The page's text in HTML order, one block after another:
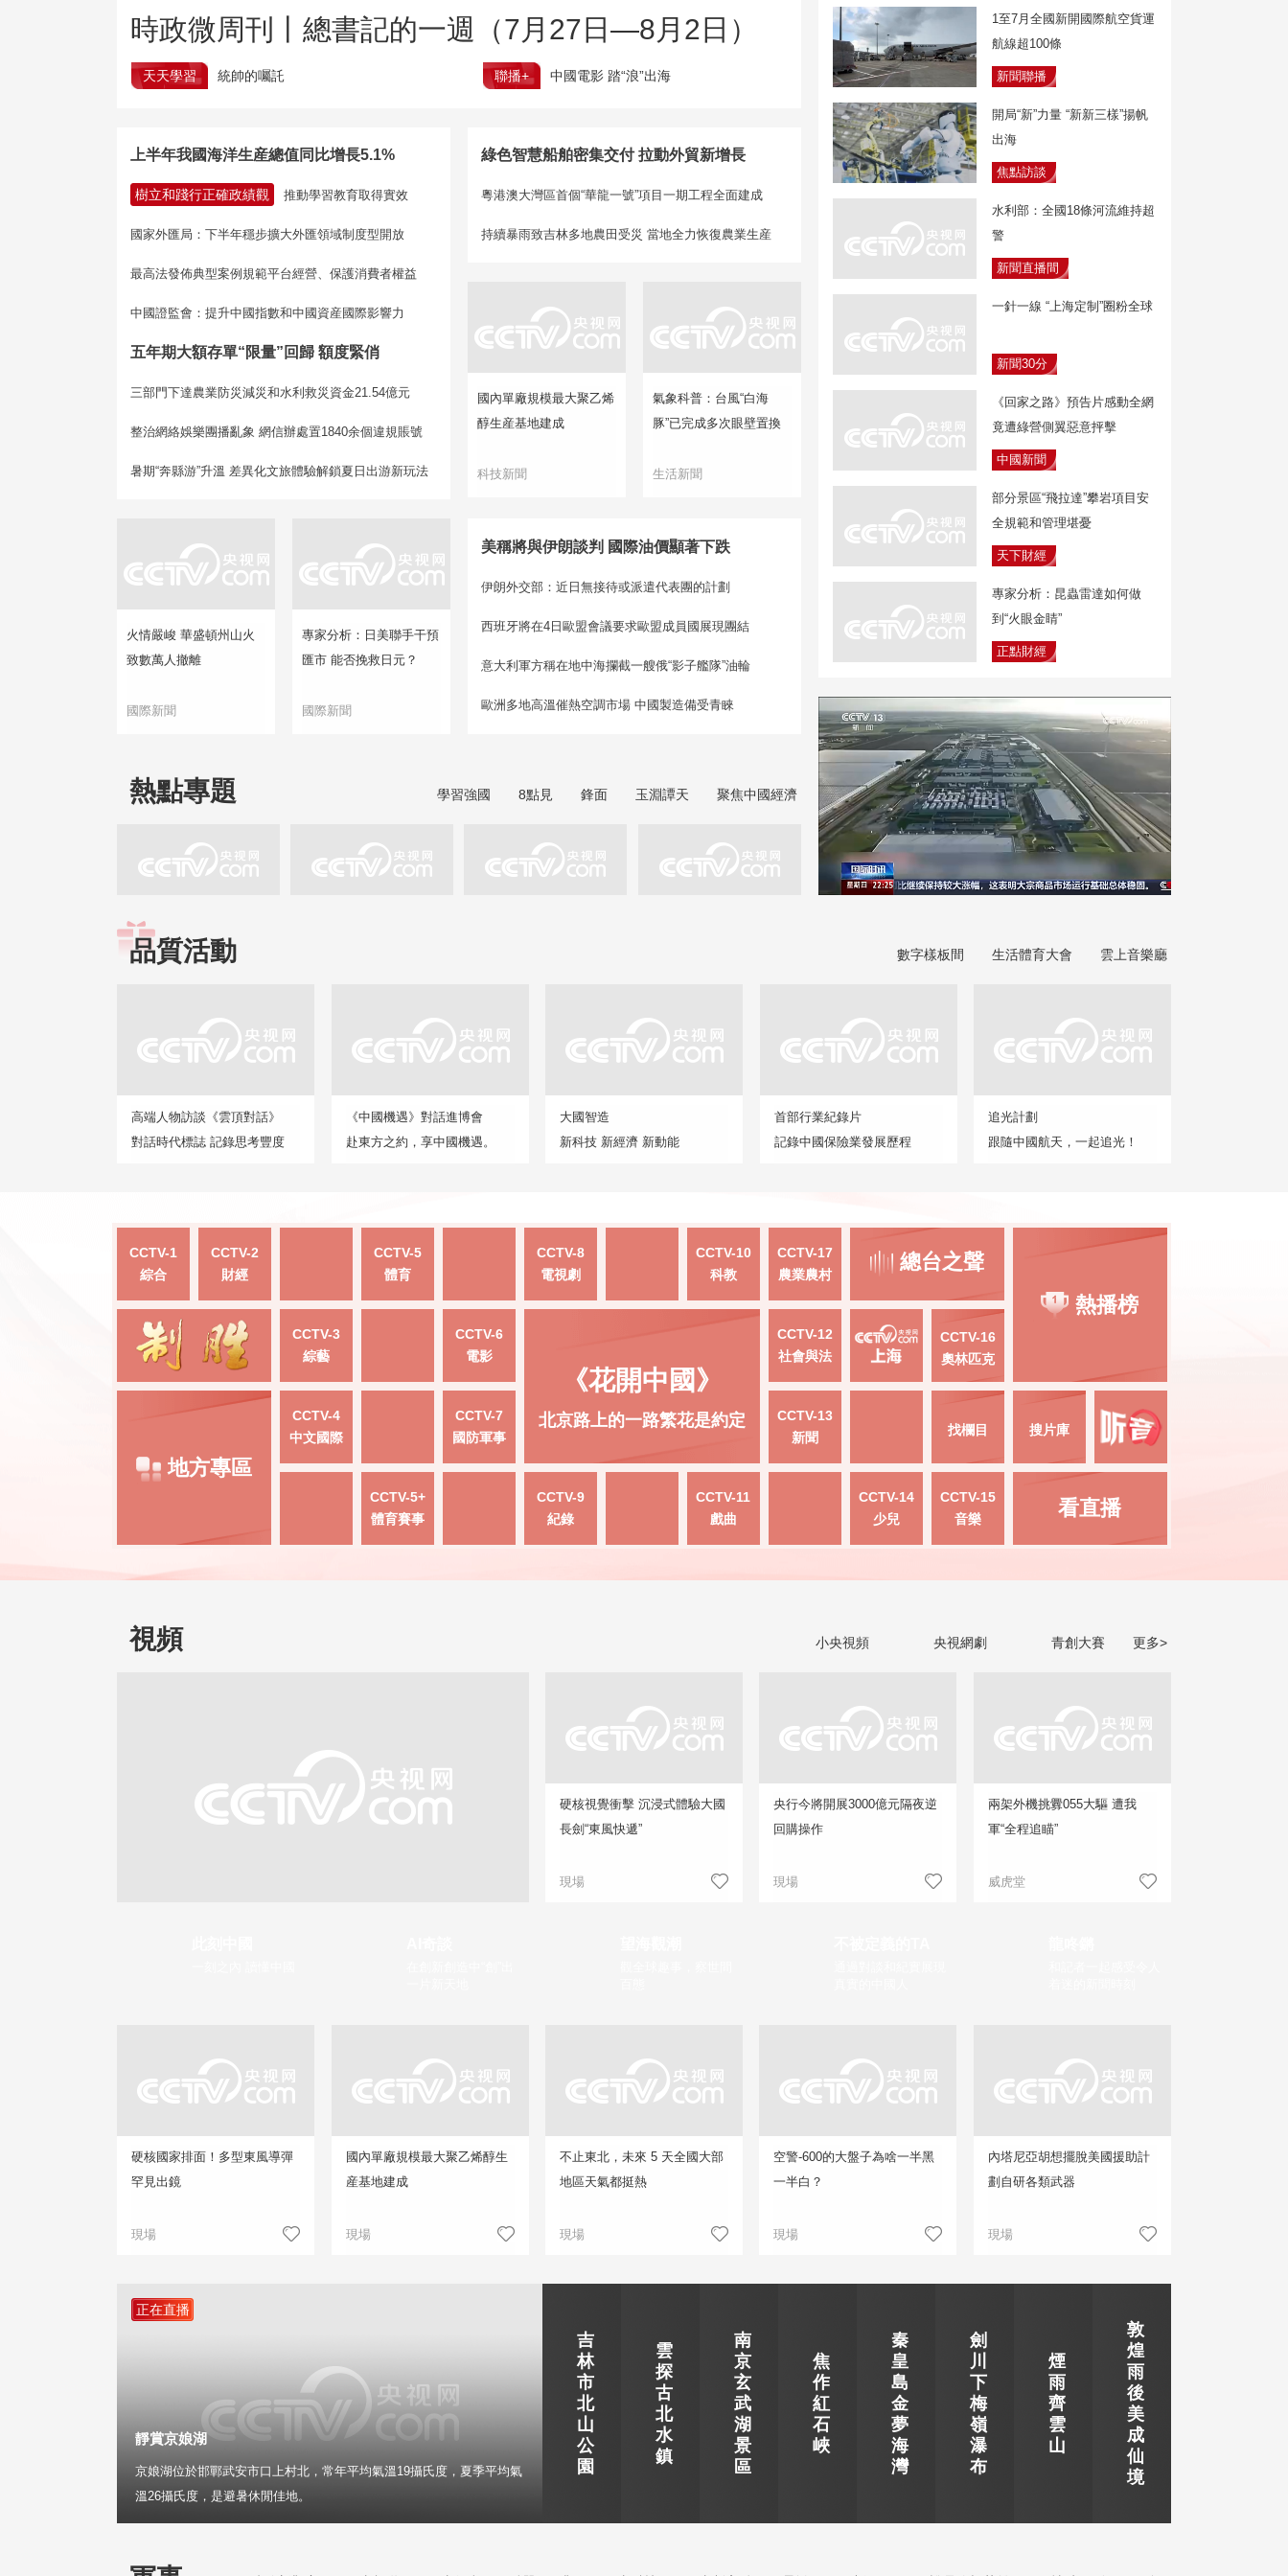
時政微周刊丨總書記的一週（7月27日—8月2日）
天天學習 統帥的囑託 聯播+ 中國電影 踏“浪”出海
上半年我國海洋生産總值同比增長5.1%
樹立和踐行正確政績觀 推動學習教育取得實效
國家外匯局：下半年穩步擴大外匯領域制度型開放
最高法發佈典型案例規範平台經營、保護消費者權益
中國證監會：提升中國指數和中國資産國際影響力
五年期大額存單“限量”回歸 額度緊俏
三部門下達農業防災減災和水利救災資金21.54億元
整治網絡娛樂團播亂象 網信辦處置1840余個違規賬號
暑期“奔縣游”升溫 差異化文旅體驗解鎖夏日出游新玩法
綠色智慧船舶密集交付 拉動外貿新增長
粵港澳大灣區首個“華龍一號”項目一期工程全面建成
持續暴雨致吉林多地農田受災 當地全力恢復農業生産
國內單廠規模最大聚乙烯
醇生産基地建成
科技新聞
氣象科普：台風“白海
豚”已完成多次眼壁置換
生活新聞
火情嚴峻 華盛頓州山火
致數萬人撤離
國際新聞
專家分析：日美聯手干預
匯市 能否挽救日元？
國際新聞
美稱將與伊朗談判 國際油價顯著下跌
伊朗外交部：近日無接待或派遣代表團的計劃
西班牙將在4日歐盟會議要求歐盟成員國展現團結
意大利軍方稱在地中海攔截一艘俄“影子艦隊”油輪
歐洲多地高溫催熱空調市場 中國製造備受青睞
熱點專題 學習強國 8點見 鋒面 玉淵譚天 聚焦中國經濟
1至7月全國新開國際航空貨運
航線超100條
新聞聯播
開局“新”力量 “新新三樣”揚帆
出海
焦點訪談
水利部：全國18條河流維持超
警
新聞直播間
一針一線 “上海定制”圈粉全球
新聞30分
《回家之路》預告片感動全網
竟遭綠營側翼惡意抨擊
中國新聞
部分景區“飛拉達”攀岩項目安
全規範和管理堪憂
天下財經
專家分析：昆蟲雷達如何做
到“火眼金睛”
正點財經
品質活動 數字樣板間 生活體育大會 雲上音樂廳
高端人物訪談《雲頂對話》
對話時代標誌 記錄思考豐度
《中國機遇》對話進博會
赴東方之約，享中國機遇。
大國智造
新科技 新經濟 新動能
首部行業紀錄片
記錄中國保險業發展歷程
追光計劃
跟隨中國航天，一起追光！
CCTV-1
綜合
CCTV-2
財經
CCTV-5
體育
CCTV-8
電視劇
CCTV-10
科教
CCTV-17
農業農村
總台之聲
熱播榜
CCTV-3
綜藝
CCTV-6
電影
《花開中國》
北京路上的一路繁花是約定
CCTV-12
社會與法
CCTV-16
奧林匹克
地方專區
CCTV-4
中文國際
CCTV-7
國防軍事
CCTV-13
新聞
找欄目 搜片庫
CCTV-5+
體育賽事
CCTV-9
紀錄
CCTV-11
戲曲
CCTV-14
少兒
CCTV-15
音樂
看直播
視頻 更多>
小央視頻 央視網劇 青創大賽
硬核視覺衝擊 沉浸式體驗大國
長劍“東風快遞”
現場
央行今將開展3000億元隔夜逆
回購操作
現場
兩架外機挑釁055大驅 遭我
軍“全程追瞄”
威虎堂
硬核國家排面！多型東風導彈
罕見出鏡
現場
國內單廠規模最大聚乙烯醇生
産基地建成
現場
不止東北，未來 5 天全國大部
地區天氣都挺熱
現場
空警-600的大盤子為啥一半黑
一半白？
現場
內塔尼亞胡想擺脫美國援助計
劃自研各類武器
現場
正在直播
靜賞京娘湖
京娘湖位於邯鄲武安市口上村北，常年平均氣溫19攝氏度，夏季平均氣
溫26攝氏度，是避暑休閒佳地。
吉
林
市
北
山
公
園
雲
探
古
北
水
鎮
南
京
玄
武
湖
景
區
焦
作
紅
石
峽
秦
皇
島
金
夢
海
灣
劍
川
下
梅
嶺
瀑
布
煙
雨
齊
雲
山
敦
煌
雨
後
美
成
仙
境